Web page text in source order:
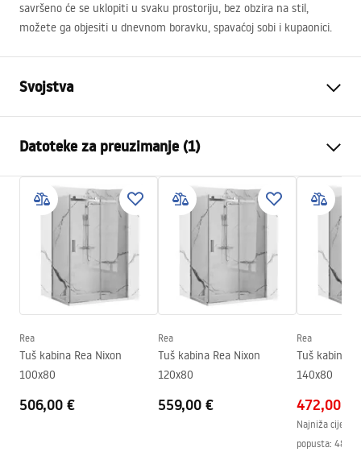
savršeno će se uklopiti u svaku prostoriju, bez obzira na stil,
možete ga objesiti u dnevnom boravku, spavaćoj sobi i kupaonici.
Svojstva
Širina
600
Dubina
20mm
LED osvjetljenje
Da
Da
Boja okvira
Četkani čelik
Materijal okvira
Aluminij
Okruglo
Protiv magljenja
vlast
12W
Datoteke za preuzimanje (1)
manual mirror led
manual mirror led.pdf
Rea
Tuš kabina Rea Nixon
100x80
506,00 €
Rea
Tuš kabina Rea Nixon
120x80
559,00 €
Rea
Tuš kabina
140x80
472,00 €
Najniža cijena
popusta: